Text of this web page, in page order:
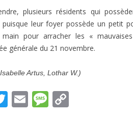
plusieurs résidents qui
puisque leur foyer possède un petit
pour arracher les «
générale du 21 novembre.
Artus, Lothar W.)
T E M